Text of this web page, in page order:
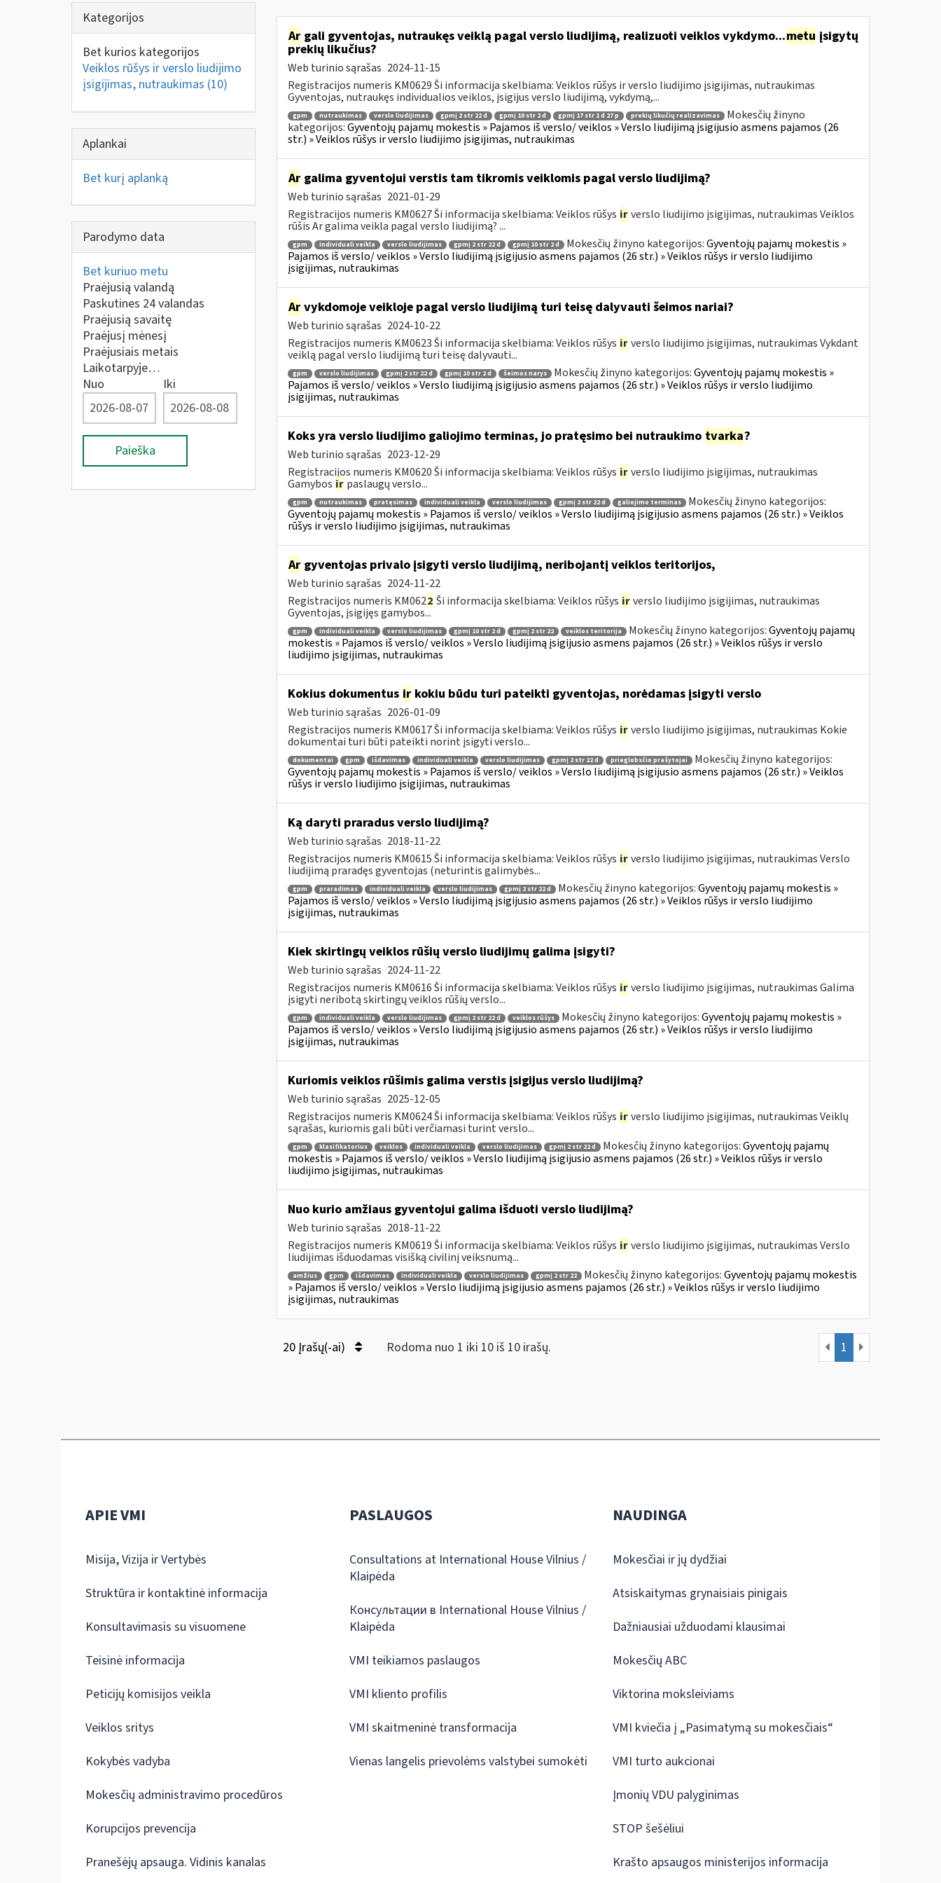
Kategorijos
Bet kurios kategorijos
Veiklos rūšys ir verslo liudijimo
įsigijimas, nutraukimas (10)
Aplankai
Bet kurį aplanką
Parodymo data
Bet kuriuo metu
Praėjusią valandą
Paskutines 24 valandas
Praėjusią savaitę
Praėjusį mėnesį
Praėjusiais metais
Laikotarpyje…
Nuo
Iki
Paieška
Argali gyventojas, nutraukęs veiklą pagal verslo liudijimą, realizuoti veiklos vykdymo...metu įsigytų
prekių likučius?
Web turinio sąrašas 2024-11-15
Registracijos numeris KM0629 Ši informacija skelbiama: Veiklos rūšys ir verslo liudijimo įsigijimas, nutraukimas
Gyventojas, nutraukęs individualios veiklos, įsigijus verslo liudijimą, vykdymą,...
gpm nutraukimas verslo liudijimas gpmį 2 str 22 d gpmį 10 str 2 d gpmį 17 str 1 d 27 p prekių likučių realizavimas
Mokesčių žinyno
kategorijos:Gyventojų pajamų mokestis » Pajamos iš verslo/ veiklos » Verslo liudijimą įsigijusio asmens pajamos (26
str.) » Veiklos rūšys ir verslo liudijimo įsigijimas, nutraukimas
Argalima gyventojui verstis tam tikromis veiklomis pagal verslo liudijimą?
Web turinio sąrašas 2021-01-29
Registracijos numeris KM0627 Ši informacija skelbiama: Veiklos rūšys ir verslo liudijimo įsigijimas, nutraukimas Veiklos
rūšis Ar galima veikla pagal verslo liudijimą? ...
gpm individuali veikla verslo liudijimas gpmį 2 str 22 d gpmį 10 str 2 d Mokesčių žinyno kategorijos:Gyventojų pajamų mokestis »
Pajamos iš verslo/ veiklos » Verslo liudijimą įsigijusio asmens pajamos (26 str.) » Veiklos rūšys ir verslo liudijimo
įsigijimas, nutraukimas
Arvykdomoje veikloje pagal verslo liudijimą turi teisę dalyvauti šeimos nariai?
Web turinio sąrašas 2024-10-22
Registracijos numeris KM0623 Ši informacija skelbiama: Veiklos rūšys ir verslo liudijimo įsigijimas, nutraukimas Vykdant
veiklą pagal verslo liudijimą turi teisę dalyvauti...
gpm verslo liudijimas gpmį 2 str 22 d gpmį 10 str 2 d šeimos narys Mokesčių žinyno kategorijos:Gyventojų pajamų mokestis »
Pajamos iš verslo/ veiklos » Verslo liudijimą įsigijusio asmens pajamos (26 str.) » Veiklos rūšys ir verslo liudijimo
įsigijimas, nutraukimas
Koks yra verslo liudijimo galiojimo terminas, jo pratęsimo bei nutraukimo tvarka?
Web turinio sąrašas 2023-12-29
Registracijos numeris KM0620 Ši informacija skelbiama: Veiklos rūšys ir verslo liudijimo įsigijimas, nutraukimas
Gamybos ir paslaugų verslo...
gpm nutraukimas pratęsimas individuali veikla verslo liudijimas gpmį 2 str 22 d galiojimo terminas
Mokesčių žinyno kategorijos:
Gyventojų pajamų mokestis » Pajamos iš verslo/ veiklos » Verslo liudijimą įsigijusio asmens pajamos (26 str.) » Veiklos
rūšys ir verslo liudijimo įsigijimas, nutraukimas
Argyventojas privalo įsigyti verslo liudijimą, neribojantį veiklos teritorijos,
Web turinio sąrašas 2024-11-22
Registracijos numeris KM0622 Ši informacija skelbiama: Veiklos rūšys ir verslo liudijimo įsigijimas, nutraukimas
Gyventojas, įsigijęs gamybos...
gpm individuali veikla verslo liudijimas gpmį 10 str 2 d gpmį 2 str 22 veiklos teritorija Mokesčių žinyno kategorijos:Gyventojų pajamų
mokestis » Pajamos iš verslo/ veiklos » Verslo liudijimą įsigijusio asmens pajamos (26 str.) » Veiklos rūšys ir verslo
liudijimo įsigijimas, nutraukimas
Kokius dokumentus irkokiu būdu turi pateikti gyventojas, norėdamas įsigyti verslo
Web turinio sąrašas 2026-01-09
Registracijos numeris KM0617 Ši informacija skelbiama: Veiklos rūšys ir verslo liudijimo įsigijimas, nutraukimas Kokie
dokumentai turi būti pateikti norint įsigyti verslo...
dokumentai gpm išdavimas individuali veikla verslo liudijimas gpmį 2 str 22 d prieglobsčio prašytojai
Mokesčių žinyno kategorijos:
Gyventojų pajamų mokestis » Pajamos iš verslo/ veiklos » Verslo liudijimą įsigijusio asmens pajamos (26 str.) » Veiklos
rūšys ir verslo liudijimo įsigijimas, nutraukimas
Ką daryti praradus verslo liudijimą?
Web turinio sąrašas 2018-11-22
Registracijos numeris KM0615 Ši informacija skelbiama: Veiklos rūšys ir verslo liudijimo įsigijimas, nutraukimas Verslo
liudijimą praradęs gyventojas (neturintis galimybės...
gpm praradimas individuali veikla verslo liudijimas gpmį 2 str 22 d Mokesčių žinyno kategorijos:Gyventojų pajamų mokestis »
Pajamos iš verslo/ veiklos » Verslo liudijimą įsigijusio asmens pajamos (26 str.) » Veiklos rūšys ir verslo liudijimo
įsigijimas, nutraukimas
Kiek skirtingų veiklos rūšių verslo liudijimų galima įsigyti?
Web turinio sąrašas 2024-11-22
Registracijos numeris KM0616 Ši informacija skelbiama: Veiklos rūšys ir verslo liudijimo įsigijimas, nutraukimas Galima
įsigyti neribotą skirtingų veiklos rūšių verslo...
gpm individuali veikla verslo liudijimas gpmį 2 str 22 d veiklos rūšys Mokesčių žinyno kategorijos:Gyventojų pajamų mokestis »
Pajamos iš verslo/ veiklos » Verslo liudijimą įsigijusio asmens pajamos (26 str.) » Veiklos rūšys ir verslo liudijimo
įsigijimas, nutraukimas
Kuriomis veiklos rūšimis galima verstis įsigijus verslo liudijimą?
Web turinio sąrašas 2025-12-05
Registracijos numeris KM0624 Ši informacija skelbiama: Veiklos rūšys ir verslo liudijimo įsigijimas, nutraukimas Veiklų
sąrašas, kuriomis gali būti verčiamasi turint verslo...
gpm klasifikatorius veiklos individuali veikla verslo liudijimas gpmį 2 str 22 d Mokesčių žinyno kategorijos:Gyventojų pajamų
mokestis » Pajamos iš verslo/ veiklos » Verslo liudijimą įsigijusio asmens pajamos (26 str.) » Veiklos rūšys ir verslo
liudijimo įsigijimas, nutraukimas
Nuo kurio amžiaus gyventojui galima išduoti verslo liudijimą?
Web turinio sąrašas 2018-11-22
Registracijos numeris KM0619 Ši informacija skelbiama: Veiklos rūšys ir verslo liudijimo įsigijimas, nutraukimas Verslo
liudijimas išduodamas visišką civilinį veiksnumą...
amžius gpm išdavimas individuali veikla verslo liudijimas gpmį 2 str 22 Mokesčių žinyno kategorijos:Gyventojų pajamų mokestis
» Pajamos iš verslo/ veiklos » Verslo liudijimą įsigijusio asmens pajamos (26 str.) » Veiklos rūšys ir verslo liudijimo
įsigijimas, nutraukimas
20 Įrašų(-ai) Rodoma nuo 1 iki 10 iš 10 irašų. 1
APIE VMI
Misija, Vizija ir Vertybės
Struktūra ir kontaktinė informacija
Konsultavimasis su visuomene
Teisinė informacija
Peticijų komisijos veikla
Veiklos sritys
Kokybės vadyba
Mokesčių administravimo procedūros
Korupcijos prevencija
Pranešėjų apsauga. Vidinis kanalas
PASLAUGOS
Consultations at International House Vilnius /
Klaipėda
Консультации в International House Vilnius /
Klaipėda
VMI teikiamos paslaugos
VMI kliento profilis
VMI skaitmeninė transformacija
Vienas langelis prievolėms valstybei sumokėti
NAUDINGA
Mokesčiai ir jų dydžiai
Atsiskaitymas grynaisiais pinigais
Dažniausiai užduodami klausimai
Mokesčių ABC
Viktorina moksleiviams
VMI kviečia į „Pasimatymą su mokesčiais“
VMI turto aukcionai
Įmonių VDU palyginimas
STOP šešėliui
Krašto apsaugos ministerijos informacija